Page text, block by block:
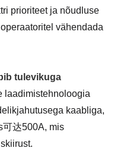
prioriteet ja nõudluse
vähendada
tulevikuga
laadimistehnoloogia
kaabliga,
达500A, mis